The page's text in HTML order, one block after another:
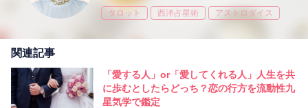
タロット 西洋占星術 アストロダイス
関連記事
「愛する人」or「愛してくれる人」人生を共
に歩むとしたらどっち？恋の行方を流動性九
星気学で鑑定